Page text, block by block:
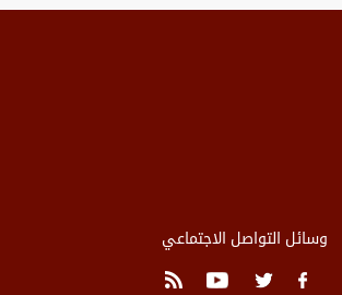
وسائل التواصل الاجتماعي